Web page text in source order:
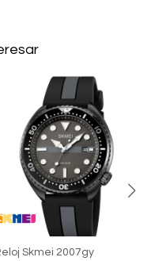
Skmei 2007gy